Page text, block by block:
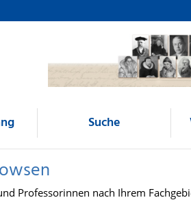
Suche
Professorinnen nach Ihrem